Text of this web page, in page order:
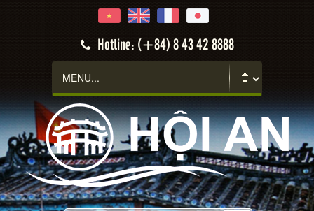
Hotline: (+84) 8 43 42 8888